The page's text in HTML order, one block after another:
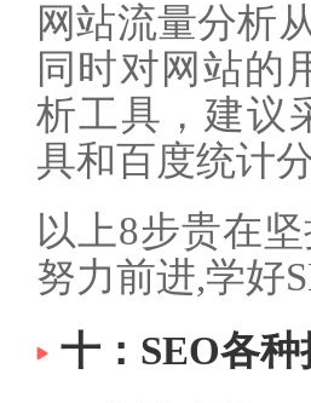
网站流量分析
同时对网站的
析工具，建议
具和百度统计
以上8步贵在
努力前进,学好
十：SEO各